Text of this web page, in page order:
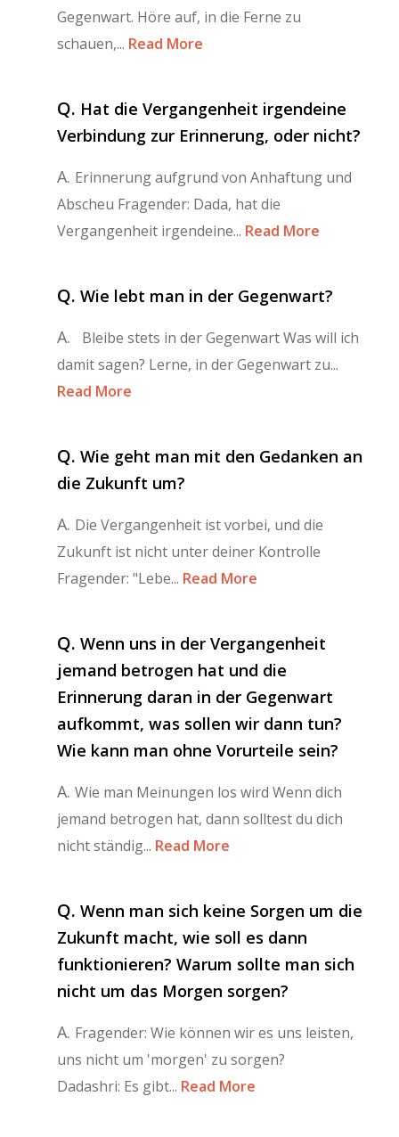
Gegenwart. Höre auf, in die Ferne zu
schauen,... Read More
Q. Hat die Vergangenheit irgendeine
Verbindung zur Erinnerung, oder nicht?
A. Erinnerung aufgrund von Anhaftung und
Abscheu Fragender: Dada, hat die
Vergangenheit irgendeine... Read More
Q. Wie lebt man in der Gegenwart?
A.
Bleibe stets in der Gegenwart Was will ich
damit sagen? Lerne, in der Gegenwart zu...
Read More
Q. Wie geht man mit den Gedanken an
die Zukunft um?
A. Die Vergangenheit ist vorbei, und die
Zukunft ist nicht unter deiner Kontrolle
Fragender: "Lebe... Read More
Q. Wenn uns in der Vergangenheit
jemand betrogen hat und die
Erinnerung daran in der Gegenwart
aufkommt, was sollen wir dann tun?
Wie kann man ohne Vorurteile sein?
A. Wie man Meinungen los wird Wenn dich
jemand betrogen hat, dann solltest du dich
nicht ständig... Read More
Q. Wenn man sich keine Sorgen um die
Zukunft macht, wie soll es dann
funktionieren? Warum sollte man sich
nicht um das Morgen sorgen?
A. Fragender: Wie können wir es uns leisten,
uns nicht um 'morgen' zu sorgen?
Dadashri: Es gibt... Read More